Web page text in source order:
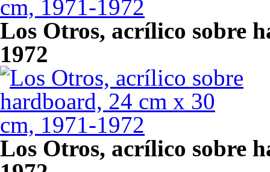
Los Otros, acrílico sobre
1972
Los Otros, acrílico sobre